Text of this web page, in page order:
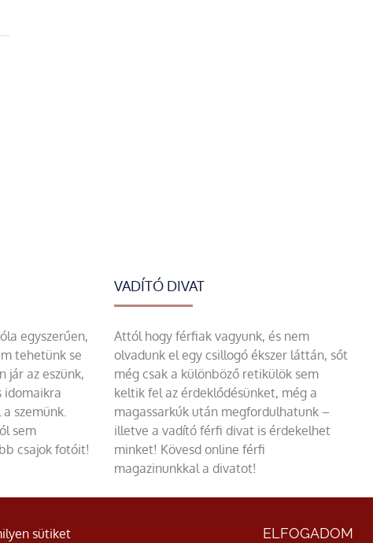
egyszerűen,
tehetünk se
jár az eszünk,
idomaikra
szemünk.
sem
csajok fotóit!
VADÍTÓ DIVAT
Attól hogy férfiak vagyunk, és nem
olvadunk el egy csillogó ékszer láttán, sőt
még csak a különböző retikülök sem
keltik fel az érdeklődésünket, még a
magassarkúk után megfordulhatunk –
illetve a vadító férfi divat is érdekelhet
minket! Kövesd online férfi
magazinunkkal a divatot!
Adatvédelmi nyilatkozat
sütiket ELFOGADOM